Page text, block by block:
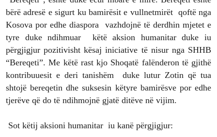
bërë adresë e sigurt ku bamirësit e vullnetmirët qoftë nga
Kosova por edhe diaspora vazhdojnë të derdhin mjetet e
tyre duke ndihmuar këtë aksion humanitar duke iu
përgjigjur pozitivisht kësaj iniciative të nisur nga SHHB
“Bereqeti”. Me këtë rast kjo Shoqatë falënderon të gjithë
kontribuuesit e deri tanishëm duke lutur Zotin që tua
shtojë bereqetin dhe suksesin këtyre bamirësve por edhe
tjerëve që do të ndihmojnë gjatë ditëve në vijim.
Sot këtij aksioni humanitar iu kanë përgjigjur: